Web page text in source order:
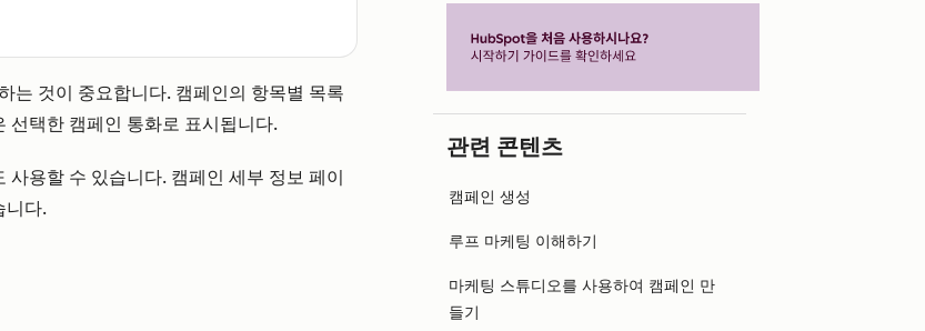
는 것이 중요합니다. 캠페인의 항목별 목록
선택한 캠페인 통화로 표시됩니다.
용할 수 있습니다. 캠페인 세부 정보 페이
니다.
관련 콘텐츠
캠페인 생성
루프 마케팅 이해하기
마케팅 스튜디오를 사용하여 캠페인 만
들기